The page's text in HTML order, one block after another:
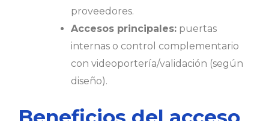
proveedores.
Accesos principales: puertas
internas o control complementario
con videoportería/validación (según
diseño).